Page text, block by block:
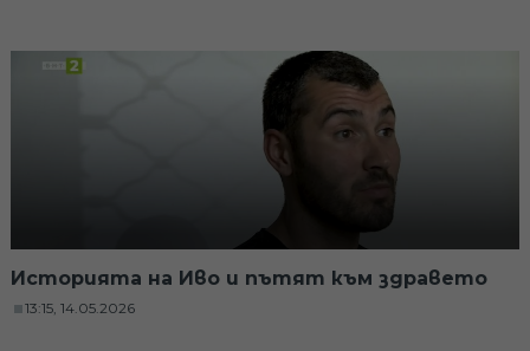
Историята на Иво и пътят към здравето
13:15, 14.05.2026